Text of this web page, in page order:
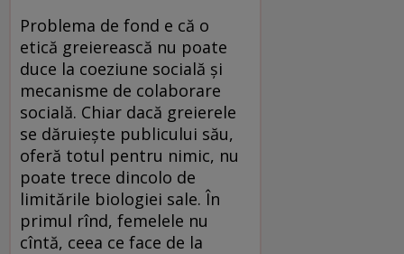
Problema de fond e că o
etică greierească nu poate
duce la coeziune socială și
mecanisme de colaborare
socială. Chiar dacă greierele
se dăruiește publicului său,
oferă totul pentru nimic, nu
poate trece dincolo de
limitările biologiei sale. În
primul rînd, femelele nu
cîntă, ceea ce face de la